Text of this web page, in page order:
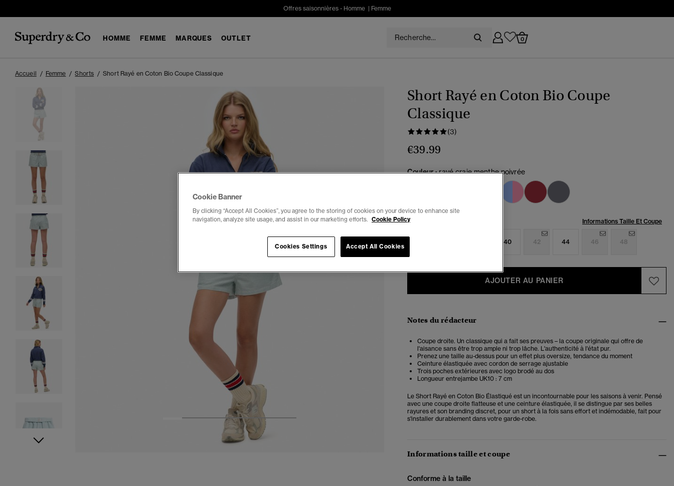
Offres saisonnières - Homme| Femme
HOMME FEMME MARQUES OUTLET 0
Accueil Femme Shorts Short Rayé en Coton Bio Coupe Classique
4 5 6
Short Rayé en Coton Bio Coupe
Classique
(3)
€39.99
Couleur :rayé craie menthe poivrée
sélectionné
Choisis Taille: Informations Taille Et Coupe
40 42 44 46 48
AJOUTER AU PANIER
Notes du rédacteur
Coupe droite. Un classique qui a fait ses preuves – la coupe originale qui offre de
l'aisance sans être trop ample ni trop lâche. L'authenticité à l'état pur.
Prenez une taille au-dessus pour un effet plus oversize, tendance du moment
Ceinture élastiquée avec cordon de serrage ajustable
Trois poches extérieures avec logo brodé au dos
Longueur entrejambe UK10 : 7 cm
Le Short Rayé en Coton Bio Élastiqué est un incontournable pour les saisons à venir. Pensé
avec une coupe droite flatteuse et une ceinture élastiquée, il se distingue par ses belles
rayures et son branding discret, pour un short à la fois sans effort et indémodable, fait pour
s'installer durablement dans votre garde-robe.
Informations taille et coupe
Conforme à la taille
Cookie Banner
By clicking “Accept All Cookies”, you agree to the storing of cookies on your device to enhance site
navigation, analyze site usage, and assist in our marketing efforts. Cookie Policy
Cookies Settings Accept All Cookies